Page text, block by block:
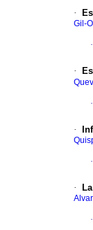
·
Gil-
·
·
·
·
·
·
·